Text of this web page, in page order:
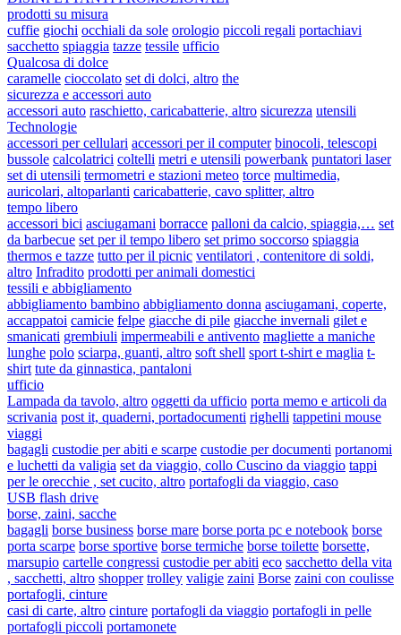
prodotti su misura
cuffie giochi occhiali da sole orologio piccoli regali portachiavi
sacchetto spiaggia tazze tessile ufficio
Qualcosa di dolce
caramelle cioccolato set di dolci, altro the
sicurezza e accessori auto
accessori auto raschietto, caricabatterie, altro sicurezza utensili
Technologie
accessori per cellulari accessori per il computer binocoli, telescopi
bussole calcolatrici coltelli metri e utensili powerbank puntatori laser
set di utensili termometri e stazioni meteo torce multimedia,
auricolari, altoparlanti caricabatterie, cavo splitter, altro
tempo libero
accessori bici asciugamani borracce palloni da calcio, spiaggia,… set
da barbecue set per il tempo libero set primo soccorso spiaggia
thermos e tazze tutto per il picnic ventilatori , contenitore di soldi,
altro Infradito prodotti per animali domestici
tessili e abbigliamento
abbigliamento bambino abbigliamento donna asciugamani, coperte,
accappatoi camicie felpe giacche di pile giacche invernali gilet e
smanicati grembiuli impermeabili e antivento magliette a maniche
lunghe polo sciarpa, guanti, altro soft shell sport t-shirt e maglia t-
shirt tute da ginnastica, pantaloni
ufficio
Lampada da tavolo, altro oggetti da ufficio porta memo e articoli da
scrivania post it, quaderni, portadocumenti righelli tappetini mouse
viaggi
bagagli custodie per abiti e scarpe custodie per documenti portanomi
e luchetti da valigia set da viaggio, collo Cuscino da viaggio tappi
per le orecchie , set cucito, altro portafogli da viaggio, caso
USB flash drive
borse, zaini, sacche
bagagli borse business borse mare borse porta pc e notebook borse
porta scarpe borse sportive borse termiche borse toilette borsette,
marsupio cartelle congressi custodie per abiti eco sacchetto della vita
, sacchetti, altro shopper trolley valigie zaini Borse zaini con coulisse
portafogli, cinture
casi di carte, altro cinture portafogli da viaggio portafogli in pelle
portafogli piccoli portamonete